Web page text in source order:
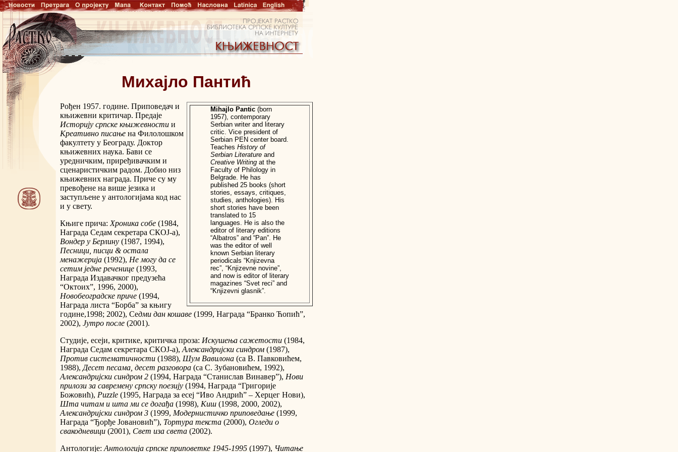
Михајло Пантић
Mihajlo Pantic (born
1957), contemporary
Serbian writer and literary
critic. Vice president of
Serbian PEN center board.
Teaches History of
Serbian Literature and
Creative Writing at the
Faculty of Philology in
Belgrade. He has
published 25 books (short
stories, essays, critiques,
studies, anthologies). His
short stories have been
translated to 15
languages. He is also the
editor of literary editions
“Albatros” and “Pan”. He
was the editor of well
known Serbian literary
periodicals “Knjizevna
rec”, “Knjizevne novine”,
and now is editor of literary
magazines “Svet reci” and
“Knjizevni glasnik”.
Рођен 1957. године. Приповедач и
књижевни критичар. Предаје
Историју српске књижевности и
Креативно писање на Филолошком
факултету у Београду. Доктор
књижевних наука. Бави се
уредничким, приређивачким и
сценаристичким радом. Добио низ
књижевних награда. Приче су му
превођене на више језика и
заступљене у антологијама код нас
и у свету.
Књиге прича:Хроника собе (1984,
Награда Седам секретара СКОЈ-а),
Вондер у Берлину (1987, 1994),
Песници, писци & остала
менажерија (1992), Не могу да се
сетим једне реченице (1993,
Награда Издавачког предузећа
“Октоих”, 1996, 2000),
Новобеоградске приче (1994,
Награда листа “Борба” за књигу
године,1998; 2002), Седми дан кошаве (1999, Награда “Бранко Ћопић”,
2002), Јутро после (2001).
Студије, есеји, критике, критичка проза: Искушења сажетости (1984,
Награда Седам секретара СКОЈ-а),Александријски синдром (1987),
Против систематичности (1988), Шум Вавилона (са В. Павковићем,
1988),Десет песама, десет разговора (са С. Зубановићем, 1992),
Александријски синдром 2 (1994, Награда “Станислав Винавер”), Нови
прилози за савремену српску поезију (1994, Награда “Григорије
Божовић), Puzzle (1995, Награда за есеј “Иво Андрић” – Херцег Нови),
Шта читам и шта ми се догађа (1998), Киш (1998, 2000, 2002),
Александријски синдром 3 (1999, Модернистичко приповедање (1999,
Награда “Ђорђе Јовановић”), Тортура текста (2000), Огледи о
свакодневици (2001), Свет иза света (2002).
Антологије:Антологија српске приповетке 1945-1995 (1997), Читање